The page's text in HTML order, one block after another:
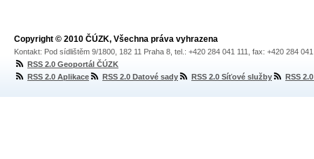
Copyright © 2010 ČÚZK, Všechna práva vyhrazena
Kontakt: Pod sídlištěm 9/1800, 182 11 Praha 8, tel.: +420 284 041 111, fax: +420 284
RSS 2.0 Geoportál ČÚZK
RSS 2.0 Aplikace
RSS 2.0 Datové sady RSS 2.0 Síťové služby RSS